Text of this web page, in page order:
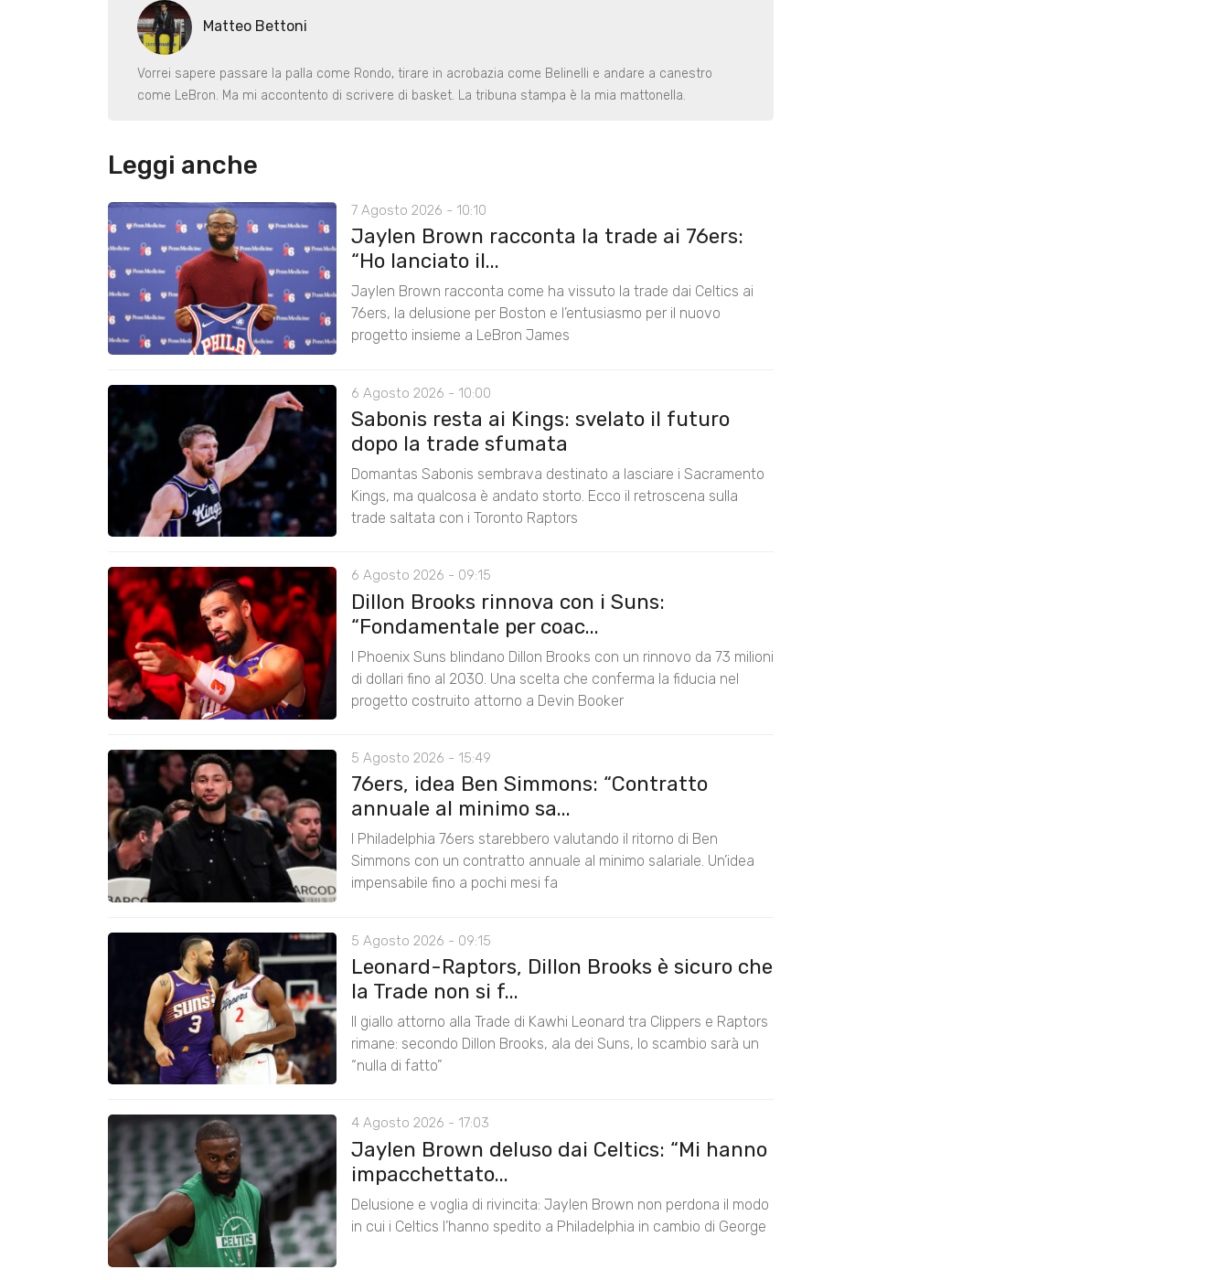
Matteo Bettoni
Vorrei sapere passare la palla come Rondo, tirare in acrobazia come Belinelli e andare a canestro
come LeBron. Ma mi accontento di scrivere di basket. La tribuna stampa è la mia mattonella.
Leggi anche
7 Agosto 2026 - 10:10
Jaylen Brown racconta la trade ai 76ers:
“Ho lanciato il...
Jaylen Brown racconta come ha vissuto la trade dai Celtics ai
76ers, la delusione per Boston e l’entusiasmo per il nuovo
progetto insieme a LeBron James
6 Agosto 2026 - 10:00
Sabonis resta ai Kings: svelato il futuro
dopo la trade sfumata
Domantas Sabonis sembrava destinato a lasciare i Sacramento
Kings, ma qualcosa è andato storto. Ecco il retroscena sulla
trade saltata con i Toronto Raptors
6 Agosto 2026 - 09:15
Dillon Brooks rinnova con i Suns:
“Fondamentale per coac...
I Phoenix Suns blindano Dillon Brooks con un rinnovo da 73 milioni
di dollari fino al 2030. Una scelta che conferma la fiducia nel
progetto costruito attorno a Devin Booker
5 Agosto 2026 - 15:49
76ers, idea Ben Simmons: “Contratto
annuale al minimo sa...
I Philadelphia 76ers starebbero valutando il ritorno di Ben
Simmons con un contratto annuale al minimo salariale. Un’idea
impensabile fino a pochi mesi fa
5 Agosto 2026 - 09:15
Leonard-Raptors, Dillon Brooks è sicuro che
la Trade non si f...
Il giallo attorno alla Trade di Kawhi Leonard tra Clippers e Raptors
rimane: secondo Dillon Brooks, ala dei Suns, lo scambio sarà un
“nulla di fatto”
4 Agosto 2026 - 17:03
Jaylen Brown deluso dai Celtics: “Mi hanno
impacchettato...
Delusione e voglia di rivincita: Jaylen Brown non perdona il modo
in cui i Celtics l’hanno spedito a Philadelphia in cambio di George